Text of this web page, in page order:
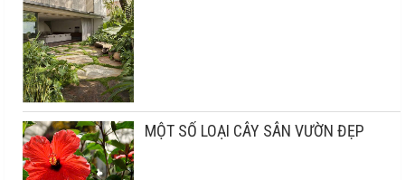
MỘT SỐ LOẠI CÂY SÂN VƯỜN ĐẸP